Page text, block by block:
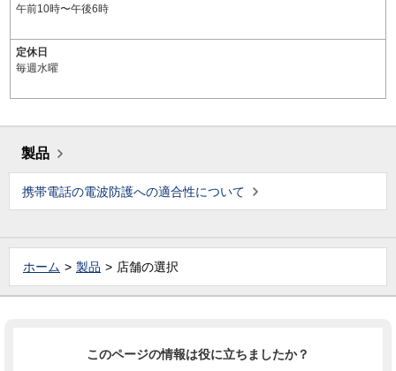
午前10時〜午後6時
定休日
毎週水曜
製品
携帯電話の電波防護への適合性について
ホーム 製品 店舗の選択
このページの情報は役に立ちましたか？